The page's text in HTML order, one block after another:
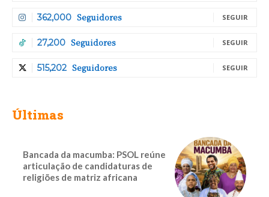
362,000 Seguidores SEGUIR
27,200 Seguidores SEGUIR
515,202 Seguidores SEGUIR
Últimas
Bancada da macumba: PSOL reúne
articulação de candidaturas de
religiões de matriz africana